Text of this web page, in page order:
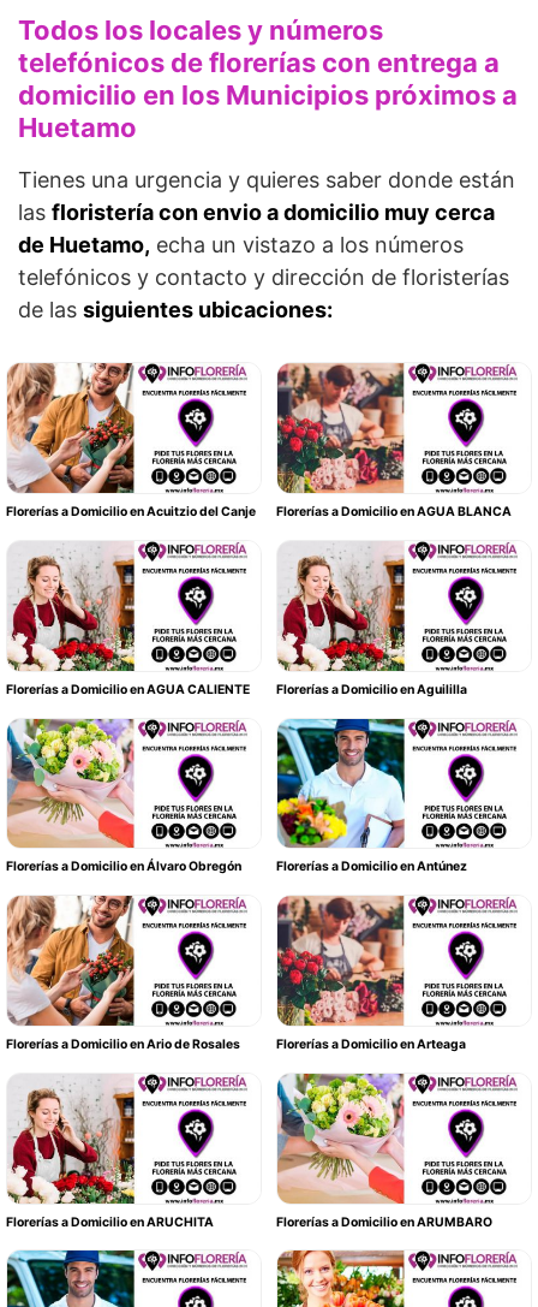
Todos los locales y números
telefónicos de florerías con entrega a
domicilio en los Municipios próximos a
Huetamo
Tienes una urgencia y quieres saber donde están
las floristería con envio a domicilio muy cerca
de Huetamo, echa un vistazo a los números
telefónicos y contacto y dirección de floristerías
de las siguientes ubicaciones:
Florerías a Domicilio en Acuitzio del Canje Florerías a Domicilio en AGUA BLANCA
Florerías a Domicilio en AGUA CALIENTE Florerías a Domicilio en Aguililla
Florerías a Domicilio en Álvaro Obregón Florerías a Domicilio en Antúnez
Florerías a Domicilio en Ario de Rosales Florerías a Domicilio en Arteaga
Florerías a Domicilio en ARUCHITA Florerías a Domicilio en ARUMBARO